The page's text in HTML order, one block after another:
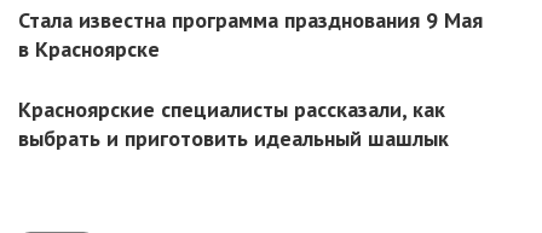
Стала известна программа празднования 9 Мая
в Красноярске
Красноярские специалисты рассказали, как
выбрать и приготовить идеальный шашлык